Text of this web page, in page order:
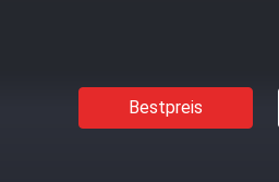
Bestpreis